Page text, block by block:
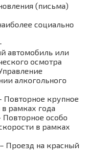
(письма)
социально
автомобиль или
осмотра
алкогольного
Повторное крупное
рамках года
Повторное особо
в рамках
Проезд на красный